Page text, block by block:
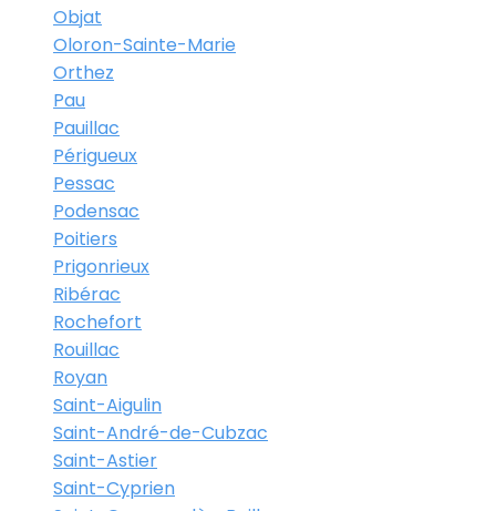
Objat
Oloron-Sainte-Marie
Orthez
Pau
Pauillac
Périgueux
Pessac
Podensac
Poitiers
Prigonrieux
Ribérac
Rochefort
Rouillac
Royan
Saint-Aigulin
Saint-André-de-Cubzac
Saint-Astier
Saint-Cyprien